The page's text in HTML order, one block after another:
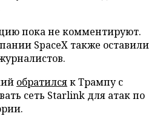
пока не комментируют.
SpaceX также оставили
обратилсяк Трампу с
сеть Starlink для атак по